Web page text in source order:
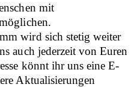
mit
wird sich stetig weiter
auch jederzeit von Euren
könnt ihr uns eine E-
Aktualisierungen